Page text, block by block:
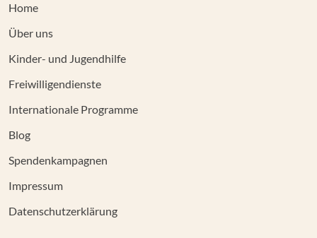
Home
Über uns
Kinder- und Jugendhilfe
Freiwilligendienste
Internationale Programme
Blog
Spendenkampagnen
Impressum
Datenschutzerklärung